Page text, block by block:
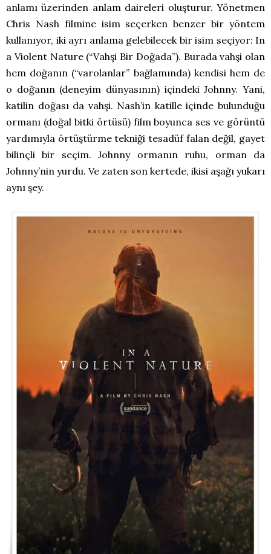
anlamı üzerinden anlam daireleri oluşturur. Yönetmen
Chris Nash filmine isim seçerken benzer bir yöntem
kullanıyor, iki ayrı anlama gelebilecek bir isim seçiyor: In
a Violent Nature (“Vahşi Bir Doğada”). Burada vahşi olan
hem doğanın (“varolanlar” bağlamında) kendisi hem de
o doğanın (deneyim dünyasının) içindeki Johnny. Yani,
katilin doğası da vahşi. Nash’in katille içinde bulunduğu
ormanı (doğal bitki örtüsü) film boyunca ses ve görüntü
yardımıyla örtüştürme tekniği tesadüf falan değil, gayet
bilinçli bir seçim. Johnny ormanın ruhu, orman da
Johnny’nin yurdu. Ve zaten son kertede, ikisi aşağı yukarı
aynı şey.